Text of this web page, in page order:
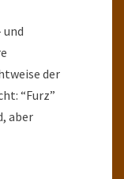
und
der
“Furz”
aber